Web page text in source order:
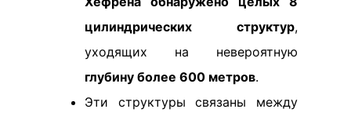
цилиндрических структур,
уходящих на невероятную
глубину более 600 метров.
Эти структуры связаны между